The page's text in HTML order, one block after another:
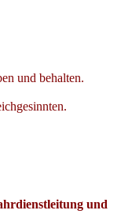
und behalten.
und